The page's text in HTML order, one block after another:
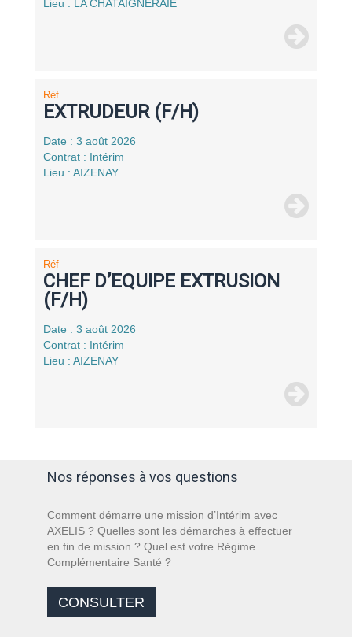
Lieu : LA CHATAIGNERAIE
Réf
EXTRUDEUR (F/H)
Date : 3 août 2026
Contrat : Intérim
Lieu : AIZENAY
Réf
CHEF D’EQUIPE EXTRUSION
(F/H)
Date : 3 août 2026
Contrat : Intérim
Lieu : AIZENAY
Nos réponses à vos questions
Comment démarre une mission d’Intérim avec
AXELIS ? Quelles sont les démarches à effectuer
en fin de mission ? Quel est votre Régime
Complémentaire Santé ?
CONSULTER